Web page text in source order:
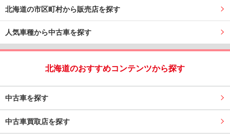
北海道の市区町村から販売店を探す
人気車種から中古車を探す
北海道のおすすめコンテンツから探す
中古車を探す
中古車買取店を探す